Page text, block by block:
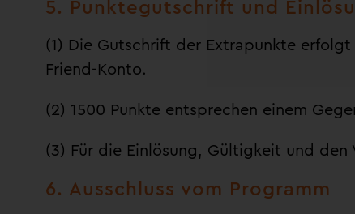
5. Punktegutschrift und
(1) Die Gutschrift der Extrapunkte
Friend-Konto.
(2) 1500 Punkte entsprechen einem
(3) Für die Einlösung, Gültigkeit und
6. Ausschluss vom Programm